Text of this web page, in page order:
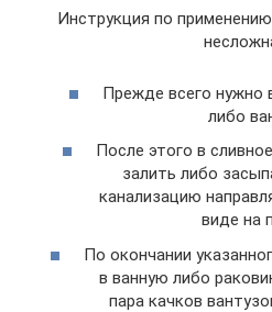
Инструкция по
Прежде всего нужно
либо
После этого в
залить либо
канализацию
виде на
По окончании
в ванную либо
пара качков